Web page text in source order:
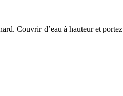
Couvrir d’eau à hauteur et